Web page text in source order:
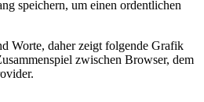
speichern, um einen ordentlichen
Worte, daher zeigt folgende Grafik
zwischen Browser, dem